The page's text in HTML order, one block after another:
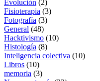
Evolución (2)
Fisioterapia (3)
Fotografía (3)
General (48)
Hacktivismo (10)
Histología (8)
Inteligencia colectiva (10)
Libros (10)
memoria (3)